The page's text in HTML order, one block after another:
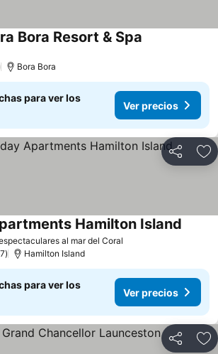
Bora Resort & Spa
Bora Bora
para ver los
Ver precios
Compartir
al mar del Coral
Hamilton Island
Hamilton Island
para ver los
Ver precios
Compartir